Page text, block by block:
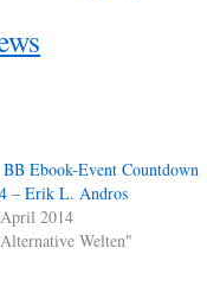
Ebook-Event Countdown
– Erik L. Andros
2014
Welten"